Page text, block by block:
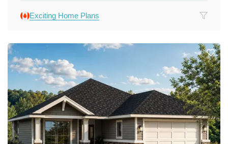
Exciting Home Plans